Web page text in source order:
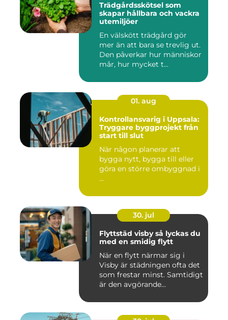
Trädgårdsskötsel som
skapar hållbara och vackra
utemiljöer
En välskött trädgård gör
mer än att bara se trevlig ut.
Den påverkar hur människor
mår, hur mycket t...
01. aug
Kontrollansvarig i Uppsala:
Tryggare byggprojekt från
start till slut
När någon planerar att
bygga nytt, bygga till eller
göra en större ombyggnad i
...
30. jul
Flyttstäd visby så lyckas du
med en smidig flytt
När en flytt närmar sig i
Visby är städningen ofta det
som frestar minst. Samtidigt
är den avgörande...